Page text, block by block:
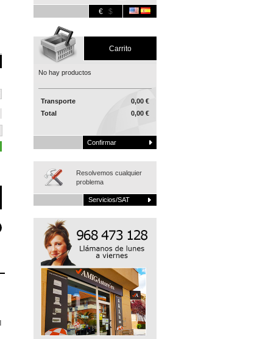
€
$
Carrito
No hay productos
0,00 €
Transporte
0,00 €
Total
Confirmar
Resolvemos cualquier
problema
Servicios/SAT